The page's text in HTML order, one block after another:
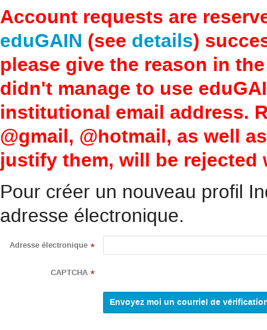
Account requests are
eduGAIN (see details)
please give the reason in
didn't manage to use
institutional email address.
@gmail, @hotmail, as well
justify them, will be
Pour créer un nouveau profil
adresse électronique.
Adresse électronique *
CAPTCHA *